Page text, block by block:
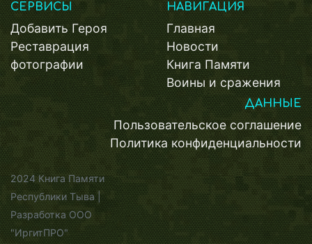
СЕРВИСЫ
Добавить Героя
Реставрация
фотографии
НАВИГАЦИЯ
Главная
Новости
Книга Памяти
Воины и сражения
ДАННЫЕ
Пользовательское соглашение
Политика конфиденциальности
2024 Книга Памяти
Республики Тыва |
Разработка ООО
"ИргитПРО"